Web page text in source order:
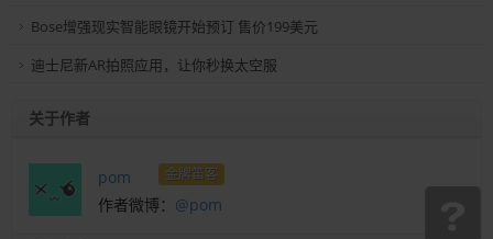
Bose增强现实智能眼镜开始预订 售价199美元
迪士尼新AR拍照应用，让你秒换太空服
关于作者
pom 金牌笛客
作者微博： @pom